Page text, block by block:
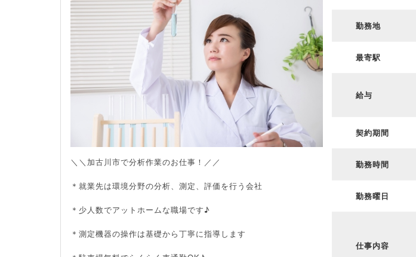
＼＼加古川市で分析作業のお仕事！／／
＊就業先は環境分野の分析、測定、評価を行う会社
＊少人数でアットホームな職場です♪
＊測定機器の操作は基礎から丁寧に指導します
勤務地
最寄駅
給与
契約期間
勤務時間
勤務曜日
仕事内容